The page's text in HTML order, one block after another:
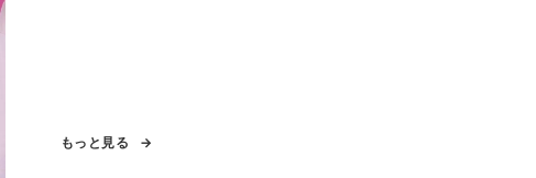
もっと見る